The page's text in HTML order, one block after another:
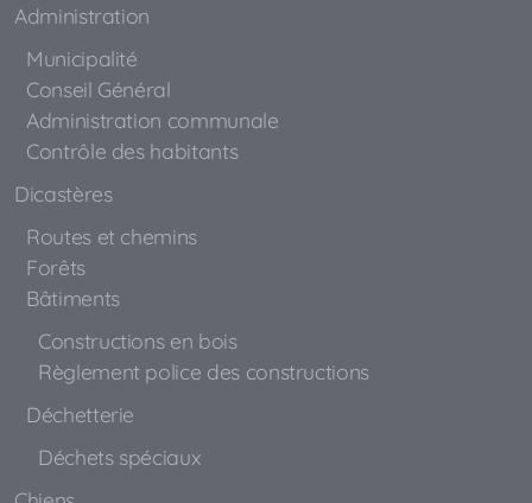
Administration
Municipalité
Conseil Général
Administration communale
Contrôle des habitants
Dicastères
Routes et chemins
Forêts
Bâtiments
Constructions en bois
Règlement police des constructions
Déchetterie
Déchets spéciaux